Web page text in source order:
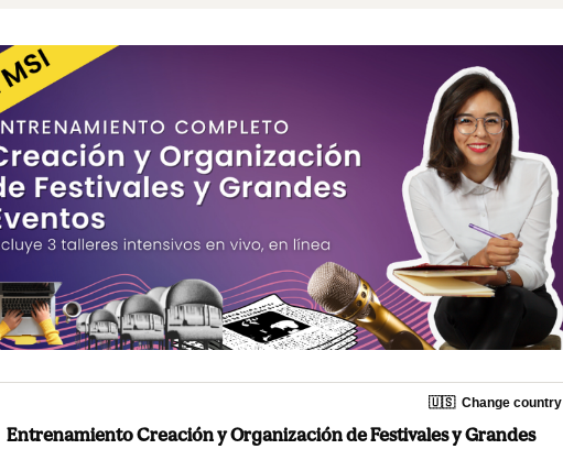
🇺🇸 Change country
Entrenamiento Creación y Organización de Festivales y Grandes